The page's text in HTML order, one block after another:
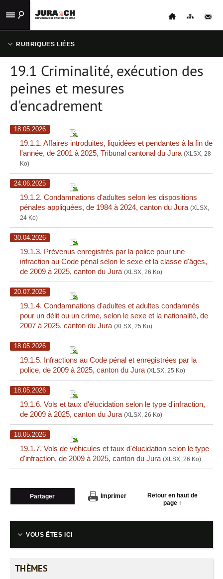
LIENS
UTILES
CONTACT
NAVIGATION
RUBRIQUES LIÉES
19.1 CRIMINALITÉ, EXÉCUTION DES PEINES ET MESURES
19.2 POURSUITES ET FAILLITES
19.1 Criminalité, exécution des
peines et mesures
d'encadrement
18.05.2026
19.1.1. Affaires introduites, liquidées et pendantes à la fin de
l'année, de 2001 à 2025, Tribunal cantonal du Jura (XLSX, 28
Ko)
24.06.2025
19.1.2. Condamnations d'adultes selon les dispositions
pénales appliquées, de 1984 à 2024, canton du Jura (XLSX,
24 Ko)
30.04.2026
19.1.3. Prévenus enregistrés par la police pour une
infraction au Code pénal selon le sexe et la classe d'âges,
de 2009 à 2025, canton du Jura (XLSX, 26 Ko)
20.07.2026
19.1.4. Condamnations d'adultes et adultes condamnés
pour un délit ou un crime, selon le sexe et la nationalité, de
2007 à 2025, canton du Jura (XLSX, 25 Ko)
18.05.2026
19.1.5. Infractions au Code pénal et enregistrées par la
police, de 2009 à 2025, canton du Jura (XLSX, 25 Ko)
18.05.2026
19.1.6. Vols et taux d'élucidation selon le type d'infraction,
de 2009 à 2025, canton du Jura (XLSX, 26 Ko)
18.05.2026
19.1.7. Vols de véhicules et taux d'élucidation selon le type
d'infraction, de 2009 à 2025, canton du Jura (XLSX, 26 Ko)
Partager Imprimer
Retour en haut de
page ↑
VOUS ÊTES ICI
THÈMES